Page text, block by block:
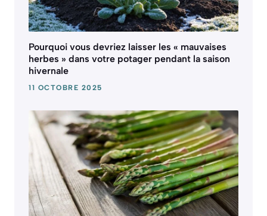
Pourquoi vous devriez laisser les « mauvaises
herbes » dans votre potager pendant la saison
hivernale
11 OCTOBRE 2025